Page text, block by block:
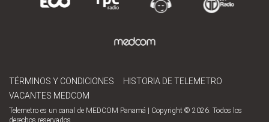
TÉRMINOS Y CONDICIONES
HISTORIA DE TELEMETRO
VACANTES MEDCOM
Telemetro es un canal de MEDCOM Panamá | Copyright © 2026. Todos los
derechos reservados.